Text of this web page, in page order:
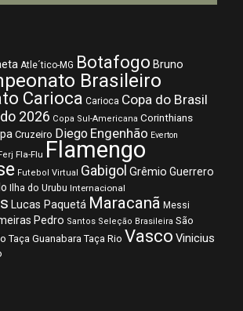
Atle´tico-MG Botafogo Bruno
Brasileiro
Carioca Carioca Copa do Brasil
2026 Copa Sul-Americana Corinthians
Cruzeiro Diego Engenhão Everton
Fla-Flu Flamengo
Futebol Virtual Gabigol Grêmio Guerrero
Ilha do Urubu Internacional
Lucas Paquetá Maracanã Messi
Pedro Santos Seleção Brasileira São
Taça Guanabara Taça Rio Vasco Vinicius